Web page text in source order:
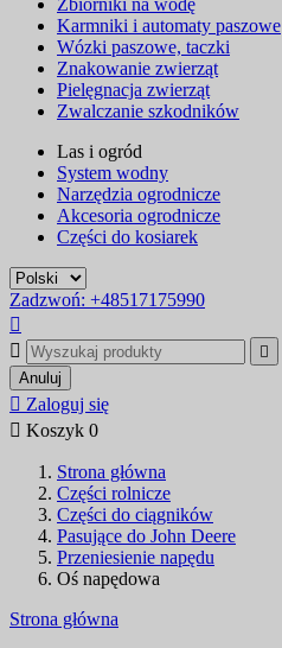
Zbiorniki na wodę
Karmniki i automaty paszowe
Wózki paszowe, taczki
Znakowanie zwierząt
Pielęgnacja zwierząt
Zwalczanie szkodników
Las i ogród
System wodny
Narzędzia ogrodnicze
Akcesoria ogrodnicze
Części do kosiarek
Zadzwoń: +48517175990



Anuluj
 Zaloguj się
 Koszyk 0
Strona główna
Części rolnicze
Części do ciągników
Pasujące do John Deere
Przeniesienie napędu
Oś napędowa
Strona główna